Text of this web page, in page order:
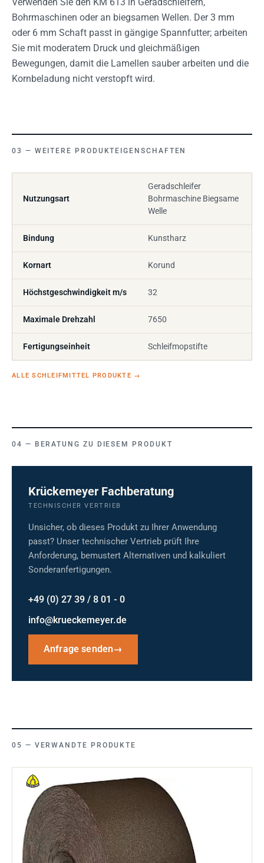
Bohrmaschinen oder an biegsamen Wellen. Der 3 mm
oder 6 mm Schaft passt in gängige Spannfutter; arbeiten
Sie mit moderatem Druck und gleichmäßigen
Bewegungen, damit die Lamellen sauber arbeiten und die
Kornbeladung nicht verstopft wird.
WEITERE PRODUKTEIGENSCHAFTEN
Nutzungsart
Geradschleifer
Bohrmaschine Biegsame
Welle
Bindung Kunstharz
Kornart Korund
Höchstgeschwindigkeit m/s 32
Maximale Drehzahl 7650
Fertigungseinheit Schleifmopstifte
ALLE SCHLEIFMITTEL PRODUKTE →
BERATUNG ZU DIESEM PRODUKT
Krückemeyer Fachberatung
TECHNISCHER VERTRIEB
Unsicher, ob dieses Produkt zu Ihrer Anwendung
passt? Unser technischer Vertrieb prüft Ihre
Anforderung, bemustert Alternativen und kalkuliert
Sonderanfertigungen.
+49 (0) 27 39 / 8 01 - 0
info@krueckemeyer.de
Anfrage senden→
VERWANDTE PRODUKTE